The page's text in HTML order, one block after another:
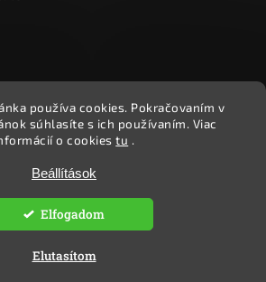
používa cookies. Pokračovaním v
súhlasíte s ich používaním. Viac
o cookiestu .
Beállítások
Elutasítom
Elfogadom
Ökoember. Minden jog fenntartva.
beállítások szerkesztése
Shoptet| DesignShoptak.cz.